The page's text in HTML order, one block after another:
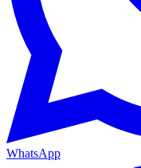
WhatsApp